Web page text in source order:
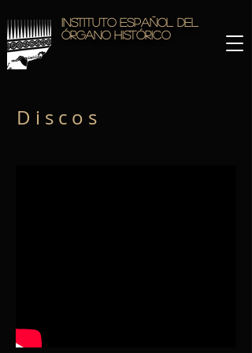
Instituto Español del
Órgano Histórico
D i s c o s